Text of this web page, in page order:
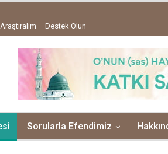
Destek Olun
Sorularla Efendimiz